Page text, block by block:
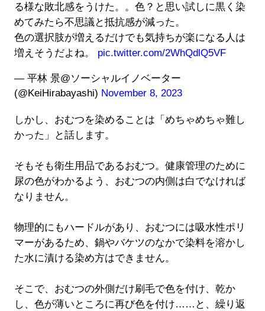
る様な敗北感をうけた。。色？と思い試しに黒く染
めてみたら不思議と抵抗感が減った。
色の選択肢が増えるだけでも気持ちが楽になる人は
増えそうだよね。 pic.twitter.com/2WhQdlQ5VF
— 平林 景@ソーシャルイノベーター
(@KeiHirabayashi) November 8, 2023
しかし、おむつを染めることは「めちゃめちゃ難し
かった」と話します。
そもそも衛生用品であるおむつ。健康管理のために
尿の色がわかるよう、おむつの内側は白でなければ
なりません。
物理的にもハードルがあり、おむつには吸水性ポリ
マーがあるため、鍋やバケツのなかで染料を溶かし
た水に漬ける染め方はできません。
そこで、おむつの外側だけ刷毛で色を付け、乾か
し、色が薄いところに再び色を付け……と、繰り返